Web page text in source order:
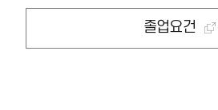
졸업요건